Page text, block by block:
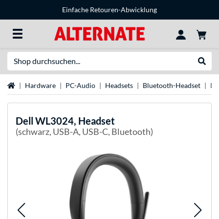
Einfache Retouren-Abwicklung
StartseiteHardware PC-Audio Headsets Bluetooth-Headset
Dell WL3024, Headset
(schwarz, USB-A, USB-C, Bluetooth)